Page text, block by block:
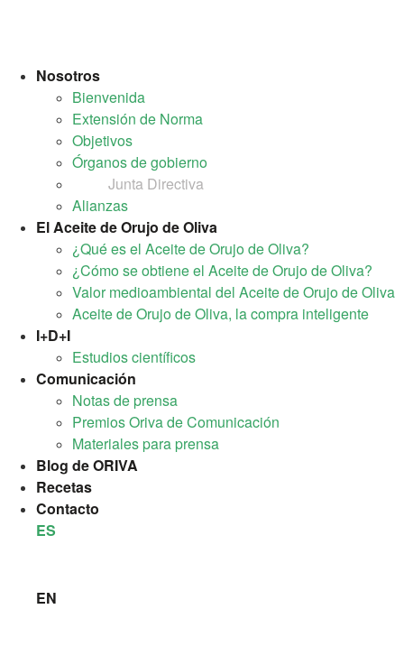
Nosotros
Bienvenida
Extensión de Norma
Objetivos
Órganos de gobierno
Junta Directiva
Alianzas
El Aceite de Orujo de Oliva
¿Qué es el Aceite de Orujo de Oliva?
¿Cómo se obtiene el Aceite de Orujo de Oliva?
Valor medioambiental del Aceite de Orujo de Oliva
Aceite de Orujo de Oliva, la compra inteligente
I+D+I
Estudios científicos
Comunicación
Notas de prensa
Premios Oriva de Comunicación
Materiales para prensa
Blog de ORIVA
Recetas
Contacto
ES
EN